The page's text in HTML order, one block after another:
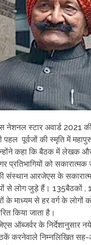
स्टार अवार्ड 2021
पूर्वजों की स्मृति में
कहा कि बैठक में लेखक
प्रतिभागियों को
संस्थान आरजेएस के
से लोग जुड़े हैं। 135बैठकों ,
के माध्यम से हर वर्ग के लोगों
किया जाता है।
ऑब्जर्वर के निर्देशानुसार
करनेवाले निम्नलिखित